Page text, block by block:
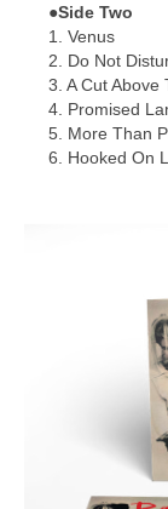
●Side Two
1. Venus
2. Do Not
3. A Cut Above
4. Promised
5. More Than
6. Hooked On